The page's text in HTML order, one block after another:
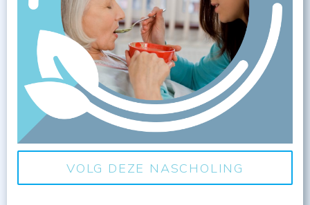
VOLG DEZE NASCHOLING